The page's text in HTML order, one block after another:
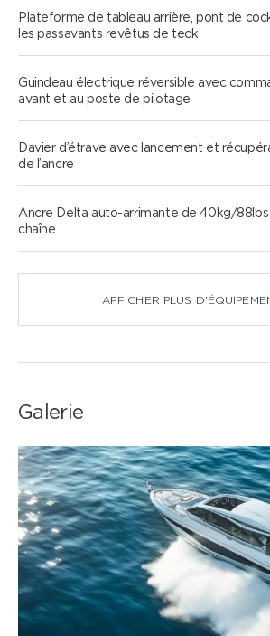
Plateforme de tableau arrière, pont de
les passavants revêtus de teck
Guindeau électrique réversible avec
avant et au poste de pilotage
Davier d’étrave avec lancement et
de l’ancre
Ancre Delta auto-arrimante de 40kg/
chaîne
AFFICHER PLUS
Galerie